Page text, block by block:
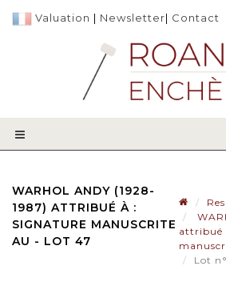
Valuation | Newsletter| Contact
WARHOL ANDY (1928-
1987) ATTRIBUÉ À :
SIGNATURE MANUSCRITE
AU - LOT 47
attribué
Lot